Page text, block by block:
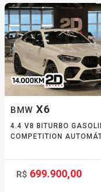
BMW X6
4.4 V8 BITURBO
COMPETITION
R$ 699.900,00